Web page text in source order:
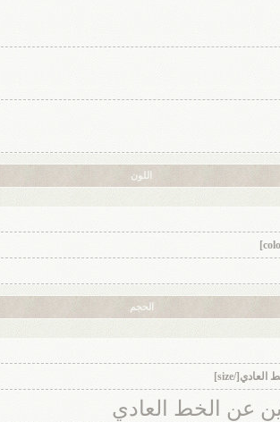
اللون
الحجم
عن الخط العادي